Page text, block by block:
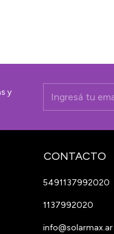
y
CONTACTO
5491137992020
1137992020
info@solarmax.ar